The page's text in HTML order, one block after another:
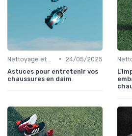
•
24/05/2025
Astuces pour entretenir vos
chaussures en daim